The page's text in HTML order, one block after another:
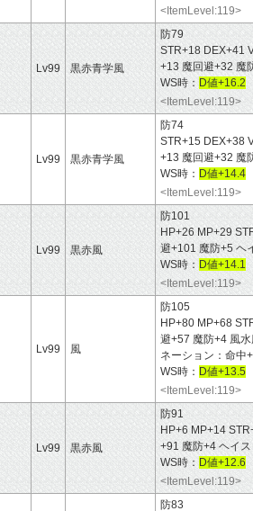
<ItemLevel:119>
Lv99 黒赤青学風
防79
STR+18 DEX+41
+13 魔回避+32 魔
WS時： D値+16.2
<ItemLevel:119>
Lv99 黒赤青学風
防74
STR+15 DEX+38
+13 魔回避+32 魔
WS時： D値+14.4
<ItemLevel:119>
Lv99 黒赤風
防101
HP+26 MP+29
避+101 魔防+5 ヘ
WS時： D値+14.1
<ItemLevel:119>
Lv99 風
防105
HP+80 MP+68
避+57 魔防+4 風
ネーション：命中
WS時： D値+13.5
<ItemLevel:119>
Lv99 黒赤風
防91
HP+6 MP+14
+91 魔防+4 ヘイ
WS時： D値+12.6
<ItemLevel:119>
防83